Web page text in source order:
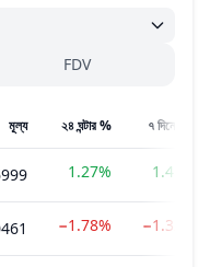
FDV
মূল্য ২৪ ঘন্টার % ৭ দিনের %
1.27% 1.45%
−1.78% −1.32%